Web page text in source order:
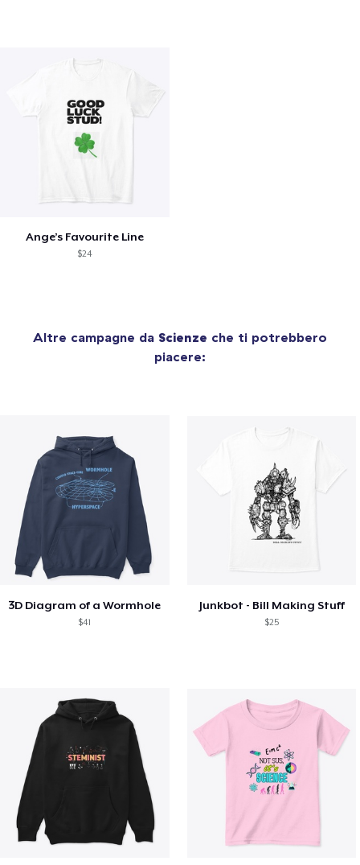
Ange’s Favourite Line
$24
Altre campagne da Scienze che ti potrebbero
piacere:
3D Diagram of a Wormhole
$41
Junkbot - Bill Making Stuff
$25